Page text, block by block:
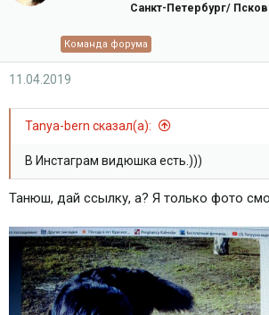
Санкт-Петербург/
Команда форума
11.04.2019
Tanya-bern сказал(а):
В Инстаграм видюшка есть.)))
Танюш, дай ссылку, а? Я только фото